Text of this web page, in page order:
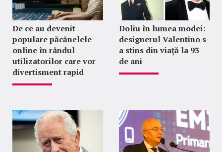
De ce au devenit
populare păcănelele
online în rândul
utilizatorilor care vor
divertisment rapid
Doliu în lumea modei:
designerul Valentino s-
a stins din viață la 93
de ani